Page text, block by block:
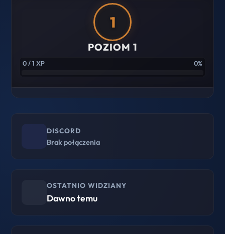
1
POZIOM 1
0 / 1 XP 0%
DISCORD
Brak połączenia
OSTATNIO WIDZIANY
Dawno temu